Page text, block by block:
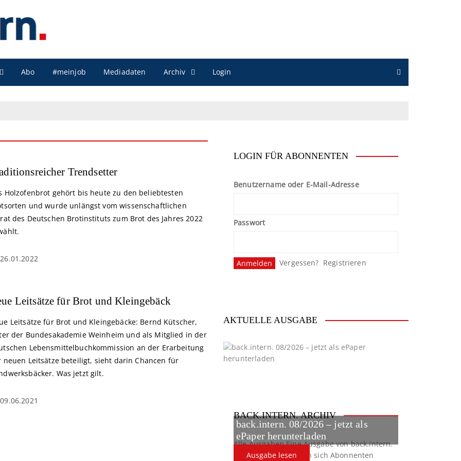
Abo #meinjob Mediadaten Archiv Login
Trendsetter
Holzofenbrot gehört bis heute zu den beliebtesten
und wurde unlängst vom wissenschaftlichen
des Deutschen Brotinstituts zum Brot des Jahres 2022
26.01.2022
Leitsätze für Brot und Kleingebäck
Leitsätze für Brot und Kleingebäcke: Bernd Kütscher,
der Bundesakademie Weinheim und als Mitglied in der
Lebensmittelbuchkommission an der Erarbeitung
neuen Leitsätze beteiligt, sieht darin Chancen für
Was jetzt gilt.
09.06.2021
LOGIN FÜR ABONNENTEN
Benutzername oder E-Mail-Adresse
Passwort
Vergessen? Registrieren
AKTUELLE AUSGABE
back.intern. 08/2026 – jetzt als
ePaper herunterladen
Ausgabe lesen
BACK.INTERN. ARCHIV
Alle AusgabenEine Ausgabe von back.intern.
verpasst? Hier können sich Abonnenten